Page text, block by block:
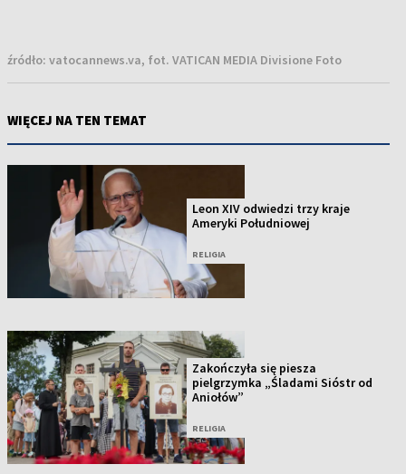
źródło: vatocannews.va, fot. VATICAN MEDIA Divisione Foto
WIĘCEJ NA TEN TEMAT
Leon XIV odwiedzi trzy kraje
Ameryki Południowej
RELIGIA
Zakończyła się piesza
pielgrzymka „Śladami Sióstr od
Aniołów”
RELIGIA